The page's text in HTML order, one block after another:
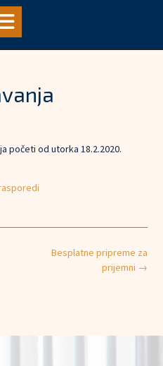
početi od utorka 18.2.2020.
Besplatne pripreme za
prijemni →